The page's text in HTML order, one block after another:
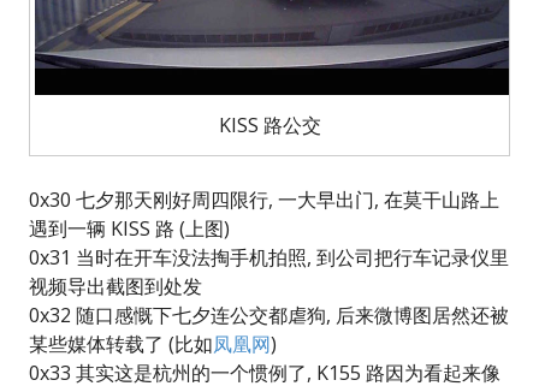
KISS 路公交
0x30 七夕那天刚好周四限行, 一大早出门, 在莫干山路上
遇到一辆 KISS 路 (上图)
0x31 当时在开车没法掏手机拍照, 到公司把行车记录仪里
视频导出截图到处发
0x32 随口感慨下七夕连公交都虐狗, 后来微博图居然还被
某些媒体转载了 (比如凤凰网)
0x33 其实这是杭州的一个惯例了, K155 路因为看起来像